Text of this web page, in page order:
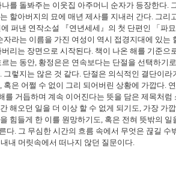
나를 돌봐주는 이웃집 아주머니 순자가 등장한다.
할아버지의 묘에 매년 제사를 지내러 간다. 그리
에 퍼낸 연작소설 『연년세세 』 의 첫 단편인 「 파묘
자라는 이름을 가진 여성이 역시 접경지대에 있는
버리는 장면으로 시작된다. 책이 나온 해를 기준으
르는 동안, 황정은은 연속보다는 단절을 선택하기
. 그렇지는 않은 것 같다. 단절은 의식적인 결단이라
, 혹은 어쩔 수 없이 그리 되어버린 상황에 가깝다.
를 거듭하며 계속 이어진다는 뜻을 담은 제목처럼
해오던 일을 더 이상 할 수 없게 되기도, 가장 가
힘들게 한 이를 원망하기도, 혹은 전혀 뜻밖의 일
다. 그 무심한 시간의 흐름 속에서 무엇은 끊길 수
내 머릿속에서 떠나지 않던 질문이다.